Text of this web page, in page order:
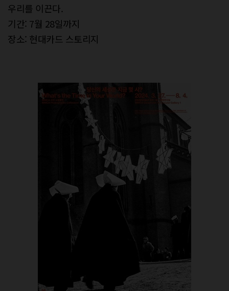
우리를 이끈다.
기간: 7월 28일까지
장소: 현대카드 스토리지